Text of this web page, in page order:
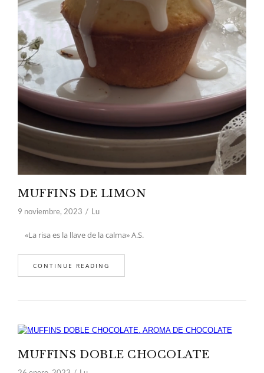
MUFFINS DE LIMON
9 noviembre, 2023 Lu
«La risa es la llave de la calma» A.S.
CONTINUE READING
MUFFINS DOBLE CHOCOLATE